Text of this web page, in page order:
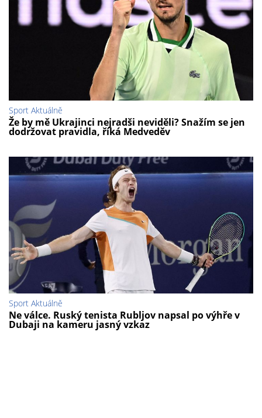
Sport Aktuálně
Že by mě Ukrajinci nejradši neviděli? Snažím se jen
dodržovat pravidla, říká Medveděv
Sport Aktuálně
Ne válce. Ruský tenista Rubljov napsal po výhře v
Dubaji na kameru jasný vzkaz